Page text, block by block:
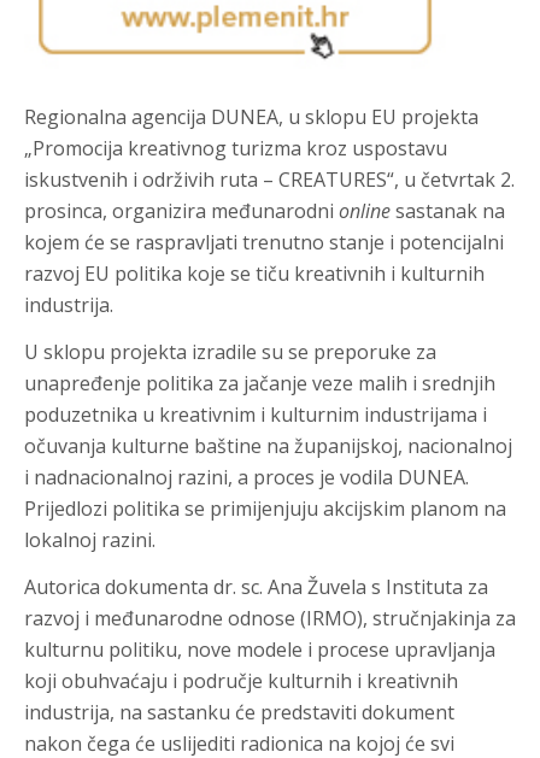
Regionalna agencija DUNEA, u sklopu EU projekta
„Promocija kreativnog turizma kroz uspostavu
iskustvenih i održivih ruta – CREATURES“, u četvrtak 2.
prosinca, organizira međunarodni onlinesastanak na
kojem će se raspravljati trenutno stanje i potencijalni
razvoj EU politika koje se tiču kreativnih i kulturnih
industrija.
U sklopu projekta izradile su se preporuke za
unapređenje politika za jačanje veze malih i srednjih
poduzetnika u kreativnim i kulturnim industrijama i
očuvanja kulturne baštine na županijskoj, nacionalnoj
i nadnacionalnoj razini, a proces je vodila DUNEA.
Prijedlozi politika se primijenjuju akcijskim planom na
lokalnoj razini.
Autorica dokumenta dr. sc. Ana Žuvela s Instituta za
razvoj i međunarodne odnose (IRMO), stručnjakinja za
kulturnu politiku, nove modele i procese upravljanja
koji obuhvaćaju i područje kulturnih i kreativnih
industrija, na sastanku će predstaviti dokument
nakon čega će uslijediti radionica na kojoj će svi